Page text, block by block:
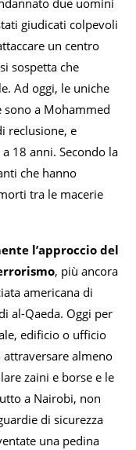
due uomini
giudicati colpevoli
un centro
sospetta che
Ad oggi, le uniche
sono a Mohammed
reclusione, e
18 anni. Secondo la
che hanno
tra le macerie
l’approccio del
, più ancora
americana di
al-Qaeda. Oggi per
edificio o ufficio
attraversare almeno
zaini e borse e le
a Nairobi, non
di sicurezza
una pedina